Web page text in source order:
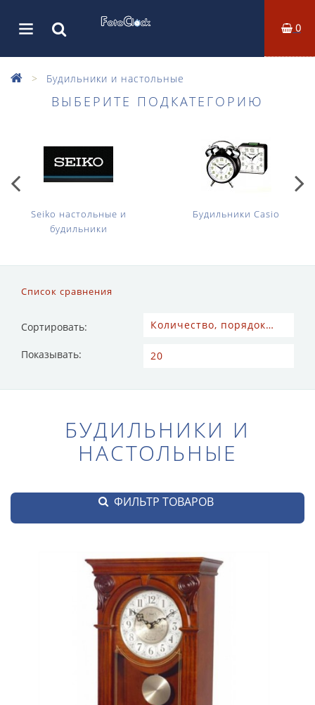
0
Будильники и настольные
ВЫБЕРИТЕ ПОДКАТЕГОРИЮ
Seiko настольные и
будильники
Будильники Casio
Список сравнения
Сортировать:
Показывать:
БУДИЛЬНИКИ И
НАСТОЛЬНЫЕ
ФИЛЬТР ТОВАРОВ